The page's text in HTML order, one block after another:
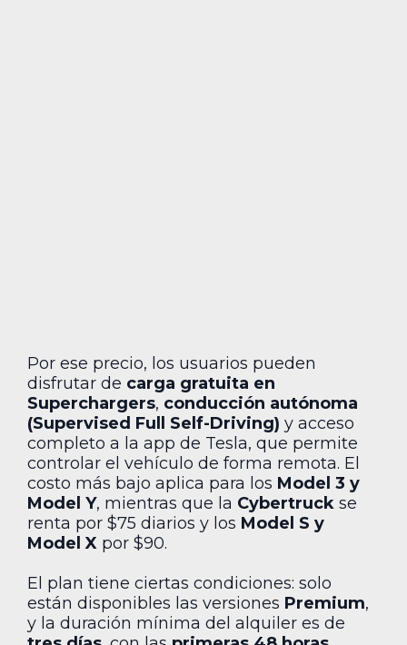
Por ese precio, los usuarios pueden
disfrutar de carga gratuita en
Superchargers, conducción autónoma
(Supervised Full Self-Driving) y acceso
completo a la app de Tesla, que permite
controlar el vehículo de forma remota. El
costo más bajo aplica para los Model 3 y
Model Y, mientras que la Cybertruck se
renta por $75 diarios y los Model S y
Model X por $90.
El plan tiene ciertas condiciones: solo
están disponibles las versiones Premium,
y la duración mínima del alquiler es de